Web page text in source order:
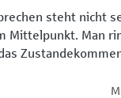
steht nicht
Mittelpunkt. Man
zurück in die